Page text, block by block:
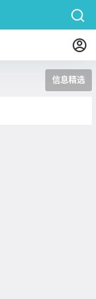
信息精选